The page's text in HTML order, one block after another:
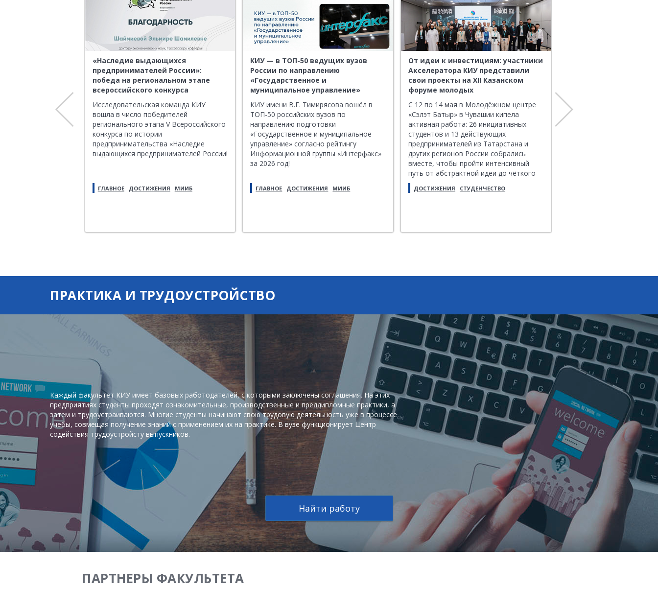
года в Казани в
«Наследие выдающихся
предпринимателей России»:
победа на региональном этапе
всероссийского конкурса
Исследовательская команда КИУ
вошла в число победителей
регионального этапа V Всероссийского
конкурса по истории
предпринимательства «Наследие
выдающихся предпринимателей России!
ГЛАВНОЕ ДОСТИЖЕНИЯ МИИБ
КИУ — в ТОП-50 ведущих вузов
России по направлению
«Государственное и
муниципальное управление»
КИУ имени В.Г. Тимирясова вошёл в
ТОП-50 российских вузов по
направлению подготовки
«Государственное и муниципальное
управление» согласно рейтингу
Информационной группы «Интерфакс»
за 2026 год!
ГЛАВНОЕ ДОСТИЖЕНИЯ МИИБ
От идеи к инвестициям: участники
Акселератора КИУ представили
свои проекты на XII Казанском
форуме молодых
С 12 по 14 мая в Молодёжном центре
«Сэлэт Батыр» в Чувашии кипела
активная работа: 26 инициативных
студентов и 13 действующих
предпринимателей из Татарстана и
других регионов России собрались
вместе, чтобы пройти интенсивный
путь от абстрактной идеи до чёткого
бизнес-плана.
ДОСТИЖЕНИЯ СТУДЕНЧЕСТВО
15 мая в Торгово-
палате РФ состоялась
ПРАКТИКА И ТРУДОУСТРОЙСТВО
Каждый факультет КИУ имеет базовых работодателей, с которыми заключены соглашения. На этих
предприятиях студенты проходят ознакомительные, производственные и преддипломные практики, а
затем и трудоустраиваются. Многие студенты начинают свою трудовую деятельность уже в процессе
учебы, совмещая получение знаний с применением их на практике. В вузе функционирует Центр
содействия трудоустройсту выпускников.
Найти работу
ПАРТНЕРЫ ФАКУЛЬТЕТА